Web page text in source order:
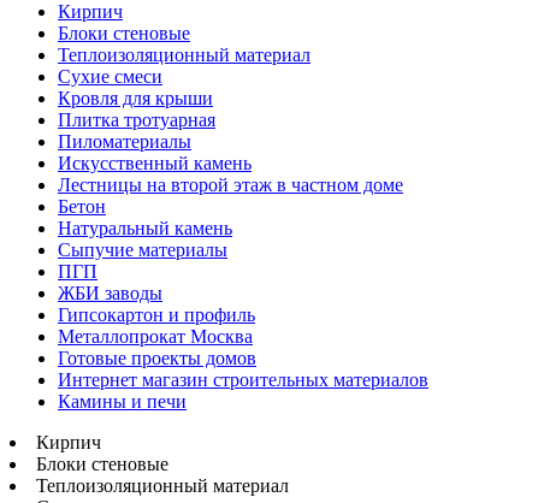
Кирпич
Блоки стеновые
Теплоизоляционный материал
Сухие смеси
Кровля для крыши
Плитка тротуарная
Пиломатериалы
Искусственный камень
Лестницы на второй этаж в частном доме
Бетон
Натуральный камень
Сыпучие материалы
ПГП
ЖБИ заводы
Гипсокартон и профиль
Металлопрокат Москва
Готовые проекты домов
Интернет магазин строительных материалов
Камины и печи
Кирпич
Блоки стеновые
Теплоизоляционный материал